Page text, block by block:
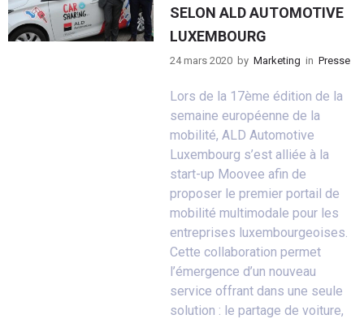
SELON ALD AUTOMOTIVE
LUXEMBOURG
24 mars 2020 by Marketing in Presse
Lors de la 17ème édition de la
semaine européenne de la
mobilité, ALD Automotive
Luxembourg s’est alliée à la
start-up Moovee afin de
proposer le premier portail de
mobilité multimodale pour les
entreprises luxembourgeoises.
Cette collaboration permet
l’émergence d’un nouveau
service offrant dans une seule
solution : le partage de voiture,